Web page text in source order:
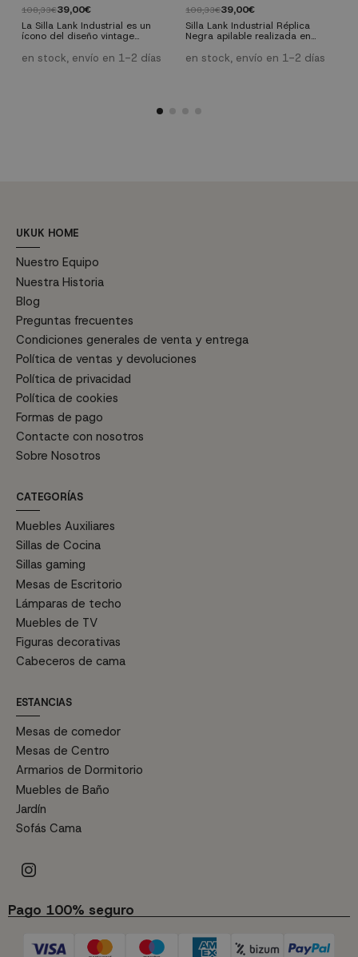
108,33€39,00€
La Silla Lank Industrial es un
ícono del diseño vintage
con tratamiento de fosfatado
para mayor durabilidad. Sus
interiores o exteriores. Aporta
en stock, envío en 1-2 días
108,33€39,00€
Silla Lank Industrial Réplica
Negra apilable realizada en
epoxi. Modelo sometido a un
tratamiento de fosfatado que
en stock, envío en 1-2 días
UKUK HOME
Nuestro Equipo
Nuestra Historia
Blog
Preguntas frecuentes
Condiciones generales de venta y entrega
Política de ventas y devoluciones
Política de privacidad
Política de cookies
Formas de pago
Contacte con nosotros
Sobre Nosotros
CATEGORÍAS
Muebles Auxiliares
Sillas de Cocina
Sillas gaming
Mesas de Escritorio
Lámparas de techo
Muebles de TV
Figuras decorativas
Cabeceros de cama
ESTANCIAS
Mesas de comedor
Mesas de Centro
Armarios de Dormitorio
Muebles de Baño
Jardín
Sofás Cama
Pago 100% seguro